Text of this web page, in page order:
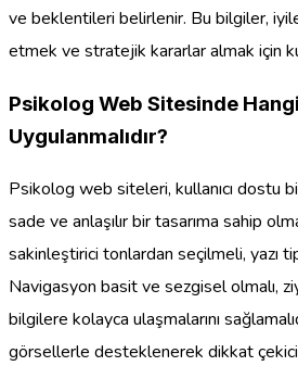
ve beklentileri belirlenir. Bu bilgiler,
etmek ve stratejik kararlar almak için
Psikolog Web Sitesinde
Uygulanmalıdır?
Psikolog web siteleri, kullanıcı dostu
sade ve anlaşılır bir tasarıma sahip
sakinleştirici tonlardan seçilmeli, yazı
Navigasyon basit ve sezgisel olmalı,
bilgilere kolayca ulaşmalarını
görsellerle desteklenerek dikkat